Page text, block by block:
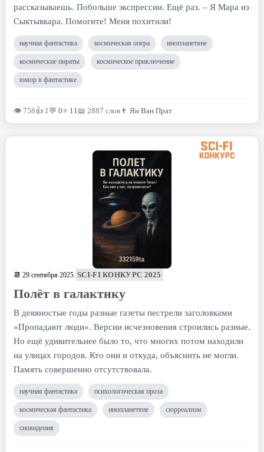
рассказываешь. Побольше экспрессии. Ещё раз. – Я Мара из
Сыктывкара. Помогите! Меня похитили!
научная фантастика космическая опера инопланетяне
космические пираты космическое приключение
юмор в фантастике
👁 758👍 1💬 0⭐ 11📖 2887 слов 👨 Ян Ван Прат
📆 29 сентября 2025 SCI-FI КОНКУРС 2025
Полёт в галактику
В девяностые годы разные газеты пестрели заго­ловками
«Пропадают люди». Версии исчезновения строились разные.
Но ещё удивительнее было то, что многих потом находили
на улицах городов. Кто они и откуда, объяснить не могли.
Память совершенно отсутствовала.
научная фантастика психологическая проза
космическая фантастика инопланетяне сюрреализм
сновидения